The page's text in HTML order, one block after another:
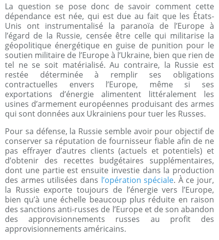
La question se pose donc de savoir comment cette
dépendance est née, qui est due au fait que les États-
Unis ont instrumentalisé la paranoïa de l’Europe à
l’égard de la Russie, censée être celle qui militarise la
géopolitique énergétique en guise de punition pour le
soutien militaire de l’Europe à l’Ukraine, bien que rien de
tel ne se soit matérialisé. Au contraire, la Russie est
restée déterminée à remplir ses obligations
contractuelles envers l’Europe, même si ses
exportations d’énergie alimentent littéralement les
usines d’armement européennes produisant des armes
qui sont données aux Ukrainiens pour tuer les Russes.
Pour sa défense, la Russie semble avoir pour objectif de
conserver sa réputation de fournisseur fiable afin de ne
pas effrayer d’autres clients (actuels et potentiels) et
d’obtenir des recettes budgétaires supplémentaires,
dont une partie est ensuite investie dans la production
des armes utilisées dans l’opération spéciale. À ce jour,
la Russie exporte toujours de l’énergie vers l’Europe,
bien qu’à une échelle beaucoup plus réduite en raison
des sanctions anti-russes de l’Europe et de son abandon
des approvisionnements russes au profit des
approvisionnements américains.